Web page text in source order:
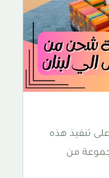
تنفيذ هذه
من